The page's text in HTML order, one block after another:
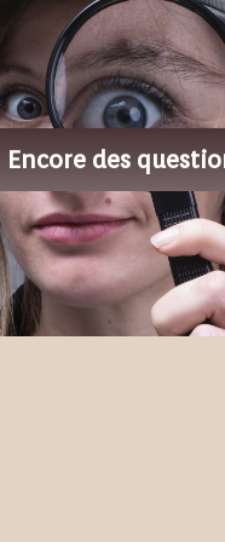
Encore des